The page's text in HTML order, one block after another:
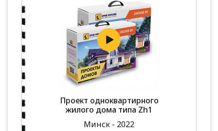
Проект одноквартирного
жилого дома типа Zh1
Минск - 2022